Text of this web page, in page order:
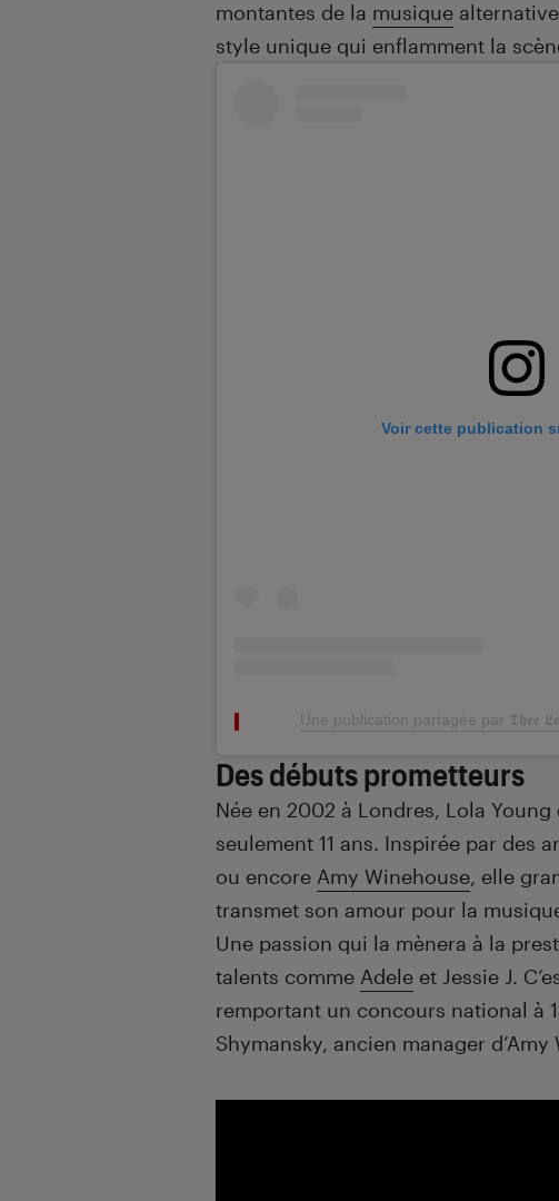
montantes de la musique
style unique qui enflamment la
Voir cette publication
Une publication partagée par 𝕿𝖍𝖊𝖊
Des débuts prometteurs
Née en 2002 à Londres, Lola
seulement 11 ans. Inspirée par des
ou encore Amy Winehouse, elle
transmet son amour pour la
Une passion qui la mènera à la
talents comme Adele et Jessie J.
remportant un concours national à
Shymansky, ancien manager d’Amy